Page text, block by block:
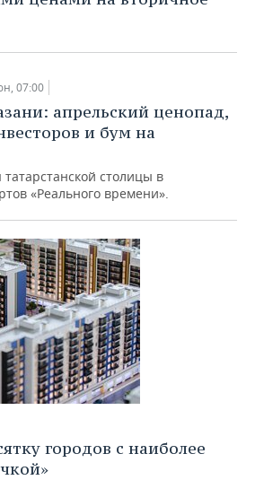
07:00
апрельский ценопад,
и бум на
столицы в
«Реального времени».
городов с наиболее